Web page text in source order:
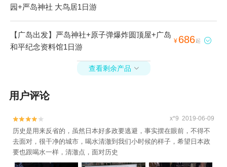
园+严岛神社 大鸟居1日游
【广岛出发】严岛神社+原子弹爆炸圆顶屋+广岛
和平纪念资料馆1日游
¥ 686起 
查看剩余产品 
用户评论

 x*9 2019-06-09
历史是用来反省的，虽然日本好多政要逃避，事实摆在眼前，不得不
去面对，很干净的城市，喝水清澈到我们小时候的样子，希望日本政
要也跟喝水一样，清澈点，面对历史